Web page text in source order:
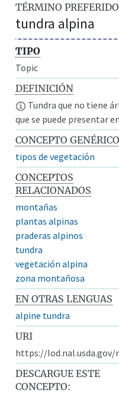
TÉRMINO PREFERIDO
tundra alpina
TIPO
Topic
DEFINICIÓN
Tundra que no tiene
que se puede presentar
CONCEPTO GENÉRICO
tipos de vegetación
CONCEPTOS
RELACIONADOS
montañas
plantas alpinas
praderas alpinos
tundra
vegetación alpina
zona montañosa
EN OTRAS LENGUAS
alpine tundra
URI
https://lod.nal.usda.gov/
DESCARGUE ESTE
CONCEPTO: